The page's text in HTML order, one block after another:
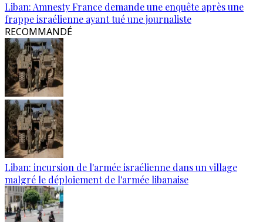
Liban: Amnesty France demande une enquête après une
frappe israélienne ayant tué une journaliste
RECOMMANDÉ
Liban: incursion de l'armée israélienne dans un village
malgré le déploiement de l'armée libanaise